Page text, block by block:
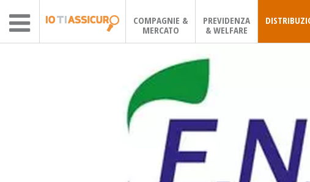
COMPAGNIE &
MERCATO
PREVIDENZA
& WELFARE